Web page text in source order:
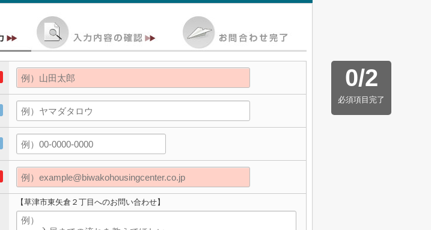
0/2
必須項目完了
【草津市東矢倉２丁目へのお問い合わせ】